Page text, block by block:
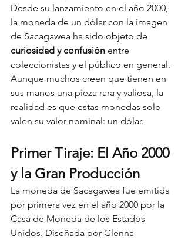
Desde su lanzamiento en el año 2000,
la moneda de un dólar con la imagen
de Sacagawea ha sido objeto de
curiosidad y confusión entre
coleccionistas y el público en general.
Aunque muchos creen que tienen en
sus manos una pieza rara y valiosa, la
realidad es que estas monedas solo
valen su valor nominal: un dólar.
Primer Tiraje: El Año 2000
y la Gran Producción
La moneda de Sacagawea fue emitida
por primera vez en el año 2000 por la
Casa de Moneda de los Estados
Unidos. Diseñada por Glenna